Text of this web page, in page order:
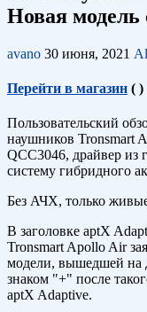
Новая модель
avano 30 июня, 2021
Перейти в магазин ( )
Пользовательский
наушников Tronsmart
QCC3046, драйвер
систему гибридного
Без АЧХ, только
В заголовке aptX
Tronsmart Apollo Air
модели, вышедшей на
знаком "+" после
aptX Adaptive.